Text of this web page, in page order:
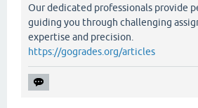
Our dedicated professionals provide
guiding you through challenging
expertise and precision.
https://gogrades.org/articles